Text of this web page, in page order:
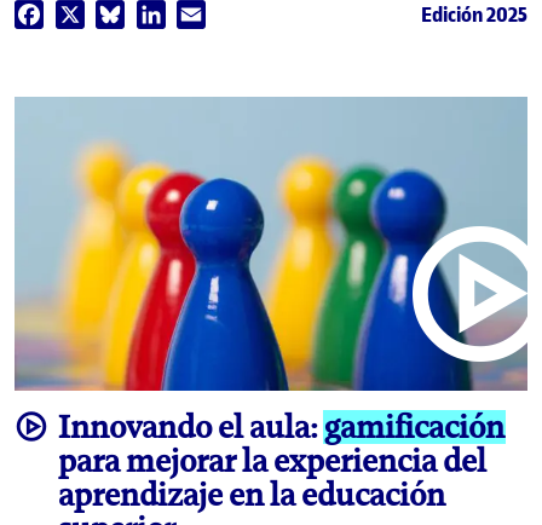
Facebook BlueskyLinkedIn Edición 2025
videoInnovando el aula:gamificación
para mejorar la experiencia del
aprendizaje en la educación